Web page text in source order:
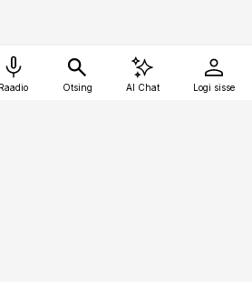
Raadio Otsing AI Chat Logi sisse